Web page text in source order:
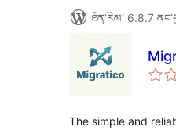
ཐོན་རིམ་ 6.8.7
The simple and